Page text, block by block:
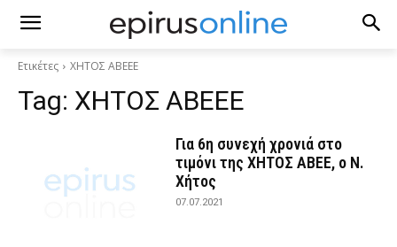
Ετικέτες ΧΗΤΟΣ ΑΒΕΕΕ
Tag: ΧΗΤΟΣ ΑΒΕΕΕ
Για 6η συνεχή χρονιά στο
τιμόνι της ΧΗΤΟΣ ΑΒΕΕ, ο Ν.
Χήτος
07.07.2021